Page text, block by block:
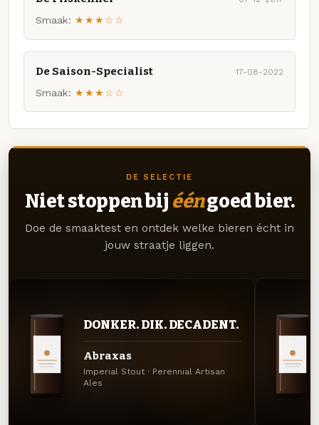
Smaak: ★★★☆☆
De Saison-Specialist 17-08-2022
Smaak: ★★★☆☆
DE SELECTIE
Niet stoppen bij ééngoed bier.
Doe de smaaktest en ontdek welke bieren écht in
jouw straatje liggen.
DONKER. DIK. DECADENT.
Abraxas
Imperial Stout · Perennial Artisan
Ales